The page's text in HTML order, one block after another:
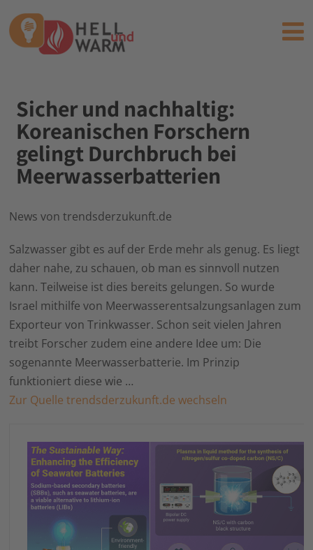
Sicher und nachhaltig:
Koreanischen Forschern
gelingt Durchbruch bei
Meerwasserbatterien
News von trendsderzukunft.de
Salzwasser gibt es auf der Erde mehr als genug. Es liegt
daher nahe, zu schauen, ob man es sinnvoll nutzen
kann. Teilweise ist dies bereits gelungen. So wurde
Israel mithilfe von Meerwasserentsalzungsanlagen zum
Exporteur von Trinkwasser. Schon seit vielen Jahren
treibt Forscher zudem eine andere Idee um: Die
sogenannte Meerwasserbatterie. Im Prinzip
funktioniert diese wie …
Zur Quelle trendsderzukunft.de wechseln